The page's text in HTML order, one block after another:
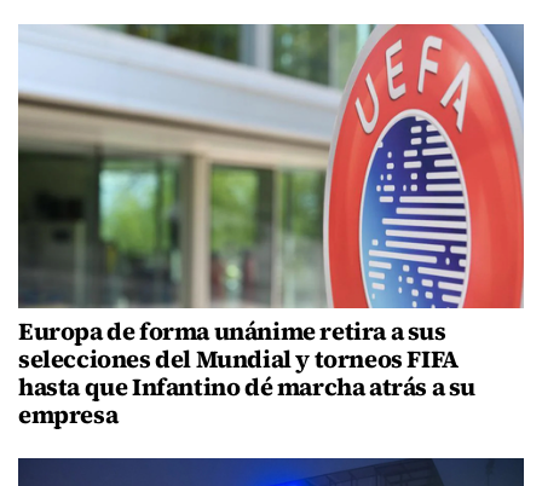
Europa de forma unánime retira a sus
selecciones del Mundial y torneos FIFA
hasta que Infantino dé marcha atrás a su
empresa